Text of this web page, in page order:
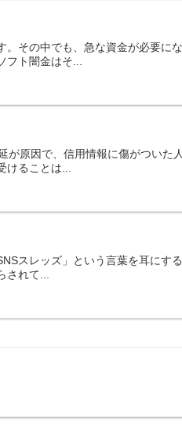
その中でも、急な資金が必要に
ト闇金はそ...
原因で、信用情報に傷がついた
ることは...
スレッズ」という言葉を耳にす
されて...